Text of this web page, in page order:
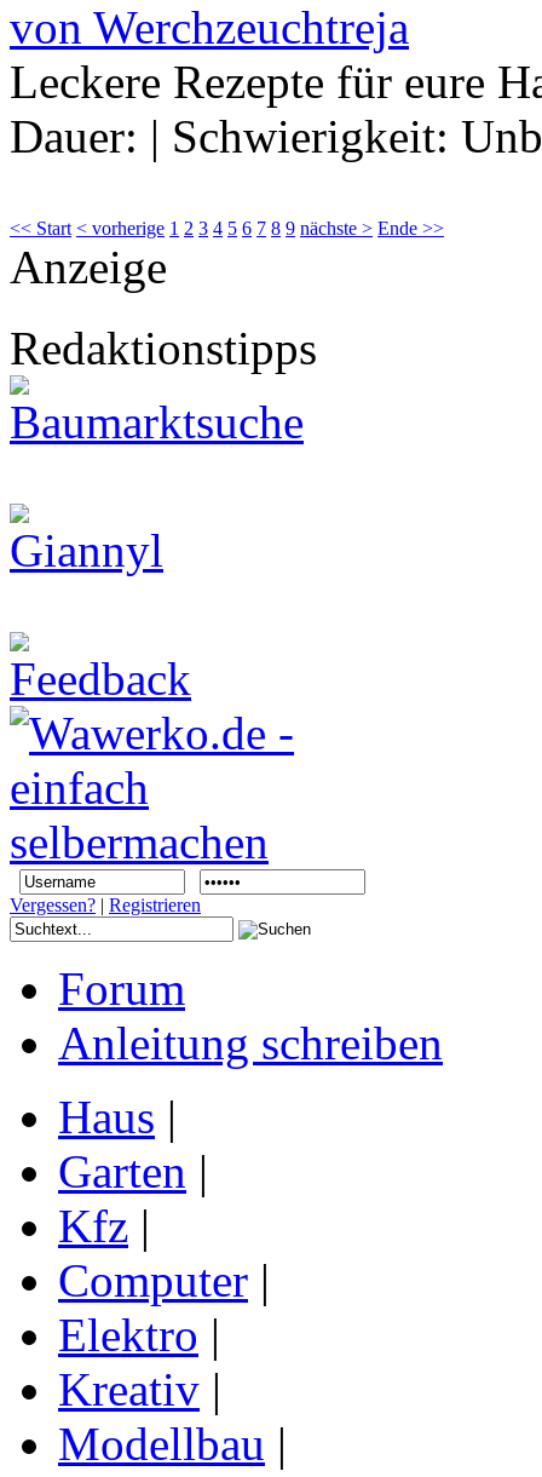
von Werchzeuchtreja
Leckere Rezepte für eure
Dauer: | Schwierigkeit:
<< Start < vorherige 1 2 3 4 5 6 7 8 9 nächste > Ende >>
Anzeige
Redaktionstipps
Vergessen? | Registrieren
Forum
Anleitung schreiben
Haus |
Garten |
Kfz |
Computer |
Elektro |
Kreativ |
Modellbau |